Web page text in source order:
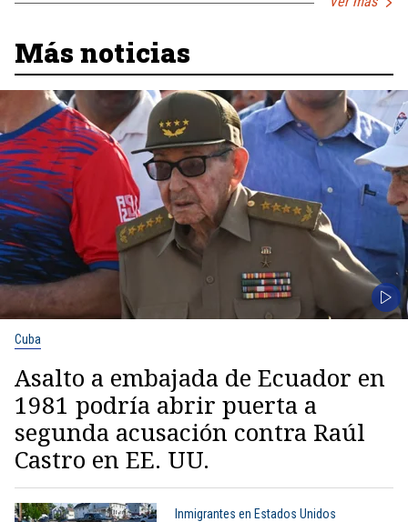
Más noticias
Cuba
Asalto a embajada de Ecuador en
1981 podría abrir puerta a
segunda acusación contra Raúl
Castro en EE. UU.
Inmigrantes en Estados Unidos